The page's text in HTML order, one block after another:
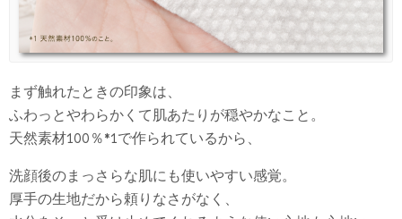
まず触れたときの印象は、
ふわっとやわらかくて肌あたりが穏やかなこと。
天然素材100％*1で作られているから、
洗顔後のまっさらな肌にも使いやすい感覚。
厚手の生地だから頼りなさがなく、